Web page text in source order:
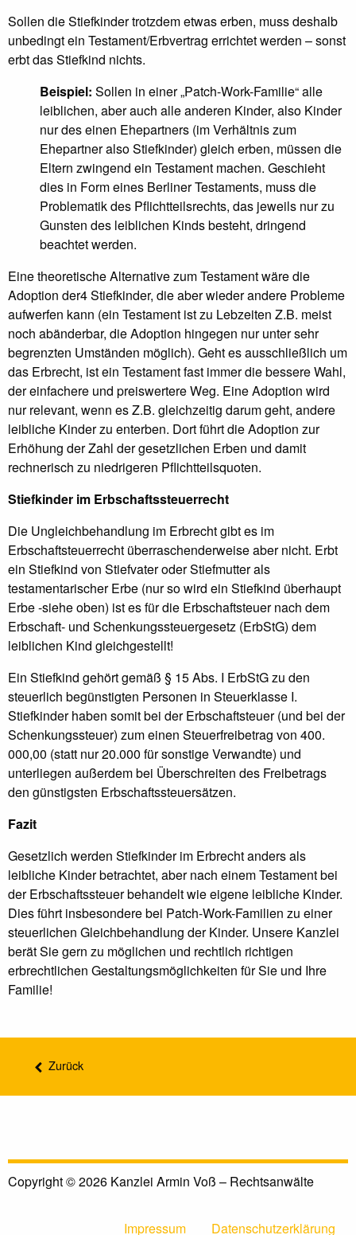
Sollen die Stiefkinder trotzdem etwas erben, muss deshalb
unbedingt ein Testament/Erbvertrag errichtet werden – sonst
erbt das Stiefkind nichts.
Beispiel: Sollen in einer „Patch-Work-Familie“ alle
leiblichen, aber auch alle anderen Kinder, also Kinder
nur des einen Ehepartners (im Verhältnis zum
Ehepartner also Stiefkinder) gleich erben, müssen die
Eltern zwingend ein Testament machen. Geschieht
dies in Form eines Berliner Testaments, muss die
Problematik des Pflichtteilsrechts, das jeweils nur zu
Gunsten des leiblichen Kinds besteht, dringend
beachtet werden.
Eine theoretische Alternative zum Testament wäre die
Adoption der4 Stiefkinder, die aber wieder andere Probleme
aufwerfen kann (ein Testament ist zu Lebzeiten Z.B. meist
noch abänderbar, die Adoption hingegen nur unter sehr
begrenzten Umständen möglich). Geht es ausschließlich um
das Erbrecht, ist ein Testament fast immer die bessere Wahl,
der einfachere und preiswertere Weg. Eine Adoption wird
nur relevant, wenn es Z.B. gleichzeitig darum geht, andere
leibliche Kinder zu enterben. Dort führt die Adoption zur
Erhöhung der Zahl der gesetzlichen Erben und damit
rechnerisch zu niedrigeren Pflichtteilsquoten.
Stiefkinder im Erbschaftssteuerrecht
Die Ungleichbehandlung im Erbrecht gibt es im
Erbschaftsteuerrecht überraschenderweise aber nicht. Erbt
ein Stiefkind von Stiefvater oder Stiefmutter als
testamentarischer Erbe (nur so wird ein Stiefkind überhaupt
Erbe -siehe oben) ist es für die Erbschaftsteuer nach dem
Erbschaft- und Schenkungssteuergesetz (ErbStG) dem
leiblichen Kind gleichgestellt!
Ein Stiefkind gehört gemäß § 15 Abs. I ErbStG zu den
steuerlich begünstigten Personen in Steuerklasse I.
Stiefkinder haben somit bei der Erbschaftsteuer (und bei der
Schenkungssteuer) zum einen Steuerfreibetrag von 400.
000,00 (statt nur 20.000 für sonstige Verwandte) und
unterliegen außerdem bei Überschreiten des Freibetrags
den günstigsten Erbschaftssteuersätzen.
Fazit
Gesetzlich werden Stiefkinder im Erbrecht anders als
leibliche Kinder betrachtet, aber nach einem Testament bei
der Erbschaftssteuer behandelt wie eigene leibliche Kinder.
Dies führt insbesondere bei Patch-Work-Familien zu einer
steuerlichen Gleichbehandlung der Kinder. Unsere Kanzlei
berät Sie gern zu möglichen und rechtlich richtigen
erbrechtlichen Gestaltungsmöglichkeiten für Sie und Ihre
Familie!
Zurück
Copyright © 2026 Kanzlei Armin Voß – Rechtsanwälte
Impressum Datenschutzerklärung